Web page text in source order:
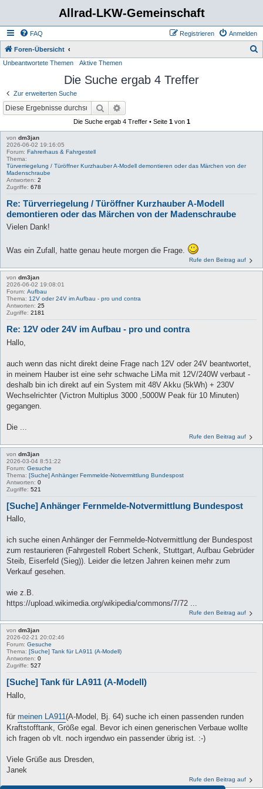
Allrad-LKW-Gemeinschaft
FAQ Anmelden
Registrieren
Foren-Übersicht
Unbeantwortete Themen Aktive Themen
Die Suche ergab 4 Treffer
Zur erweiterten Suche
Suche
Die Suche ergab 4 Treffer • Seite 1von 1
von dm3jan
2026-06-02 19:16:05
Forum: Fahrerhaus & Fahrgestell
Thema:
Türverriegelung / Türöffner Kurzhauber A-Modell demontieren oder das Märchen von der
Madenschraube
Antworten: 2
Zugriffe: 678
Re: Türverriegelung / Türöffner Kurzhauber A-Modell
demontieren oder das Märchen von der Madenschraube
Vielen Dank!
Was ein Zufall, hatte genau heute morgen die Frage.
Rufe den Beitrag auf
von dm3jan
2026-06-02 19:08:01
Forum: Aufbau
Thema: 12V oder 24V im Aufbau - pro und contra
Antworten: 25
Zugriffe: 2181
Re: 12V oder 24V im Aufbau - pro und contra
Hallo,
auch wenn das nicht direkt deine Frage nach 12V oder 24V beantwortet,
in meinem Hauber ist eine sehr schwache LiMa mit 12V/240W verbaut -
deshalb bin ich direkt auf ein System mit 48V Akku (5kWh) + 230V
Wechselrichter (Victron Multiplus 3000 ,5000W Peak für 10 Minuten)
gegangen.
Die ...
Rufe den Beitrag auf
von dm3jan
2026-03-04 8:51:22
Forum: Gesuche
Thema: [Suche] Anhänger Fernmelde-Notvermittlung Bundespost
Antworten: 0
Zugriffe: 521
[Suche] Anhänger Fernmelde-Notvermittlung Bundespost
Hallo,
ich suche einen Anhänger der Fernmelde-Notvermittlung der Bundespost
zum restaurieren (Fahrgestell Robert Schenk, Stuttgart, Aufbau Gebrüder
Steib, Eiserfeld (Sieg)). Leider die letzen Jahren keinen mehr zum
Verkauf gesehen.
wie z.B.
https://upload.wikimedia.org/wikipedia/commons/7/72 ...
Rufe den Beitrag auf
von dm3jan
2026-02-21 20:02:46
Forum: Gesuche
Thema: [Suche] Tank für LA911 (A-Modell)
Antworten: 0
Zugriffe: 527
[Suche] Tank für LA911 (A-Modell)
Hallo,
für meinen LA911(A-Model, Bj. 64) suche ich einen passenden runden
Kraftstofftank, Größe egal. Bevor ich einen generischen Verbaue wollte
ich fragen ob vlt. noch irgendwo ein passender übrig ist. :-)
Viele Grüße aus Dresden,
Janek
Rufe den Beitrag auf